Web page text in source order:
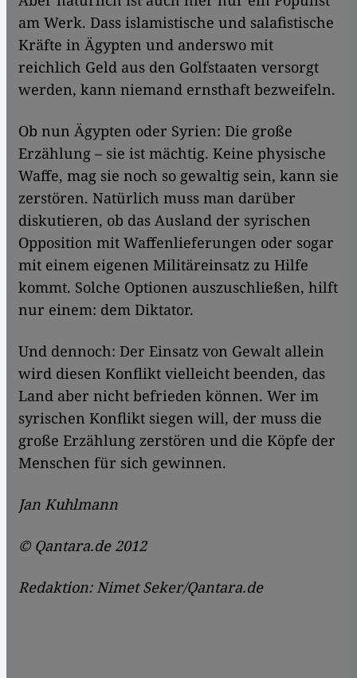
am Werk. Dass islamistische und salafistische
Kräfte in Ägypten und anderswo mit
reichlich Geld aus den Golfstaaten versorgt
werden, kann niemand ernsthaft bezweifeln.
Ob nun Ägypten oder Syrien: Die große
Erzählung – sie ist mächtig. Keine physische
Waffe, mag sie noch so gewaltig sein, kann sie
zerstören. Natürlich muss man darüber
diskutieren, ob das Ausland der syrischen
Opposition mit Waffenlieferungen oder sogar
mit einem eigenen Militäreinsatz zu Hilfe
kommt. Solche Optionen auszuschließen, hilft
nur einem: dem Diktator.
Und dennoch: Der Einsatz von Gewalt allein
wird diesen Konflikt vielleicht beenden, das
Land aber nicht befrieden können. Wer im
syrischen Konflikt siegen will, der muss die
große Erzählung zerstören und die Köpfe der
Menschen für sich gewinnen.
Jan Kuhlmann
© Qantara.de 2012
Redaktion: Nimet Seker/Qantara.de